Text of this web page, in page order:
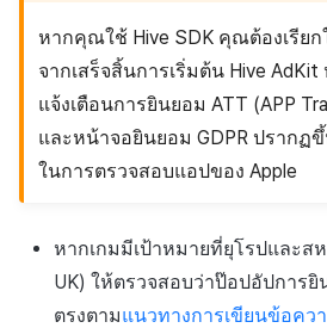
หากคุณใช้ Hive SDK คุณต้องเรียก
จากเสร็จสิ้นการเริ่มต้น Hive
แจ้งเตือนการยินยอม ATT (APP
และหน้าจอยินยอม GDPR ปรากฏ
ในการตรวจสอบแอปของ Apple
หากเกมมีเป้าหมายที่ยุโรปและส
UK) ให้ตรวจสอบว่าป๊อปอัปการยิ
ตรงตามแนวทางการเขียนข้อควา